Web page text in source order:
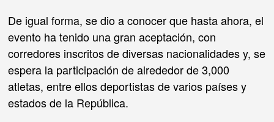
De igual forma, se dio a conocer que hasta ahora, el
evento ha tenido una gran aceptación, con
corredores inscritos de diversas nacionalidades y, se
espera la participación de alrededor de 3,000
atletas, entre ellos deportistas de varios países y
estados de la República.